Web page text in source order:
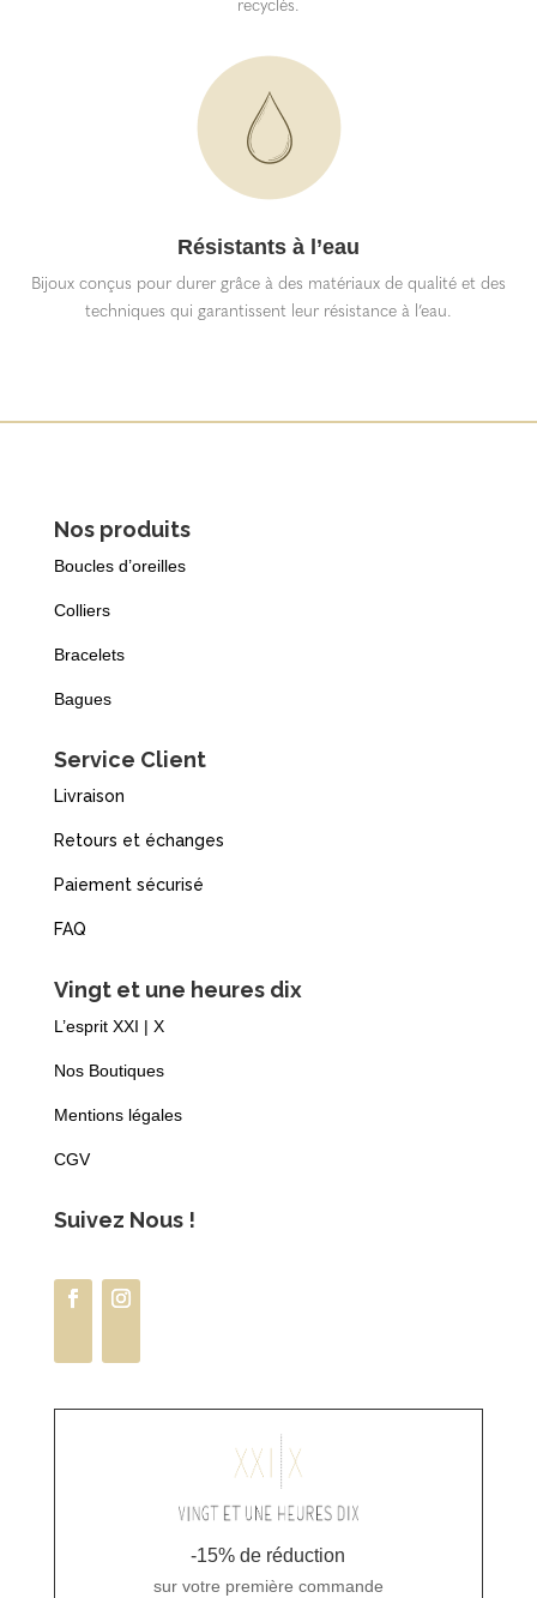
recyclés.
Résistants à l’eau
Bijoux conçus pour durer grâce à des matériaux de qualité et des
techniques qui garantissent leur résistance à l’eau.
Nos produits
Boucles d’oreilles
Colliers
Bracelets
Bagues
Service Client
Livraison
Retours et échanges
Paiement sécurisé
FAQ
Vingt et une heures dix
L’esprit XXI | X
Nos Boutiques
Mentions légales
CGV
Suivez Nous !
-15% de réduction
sur votre première commande